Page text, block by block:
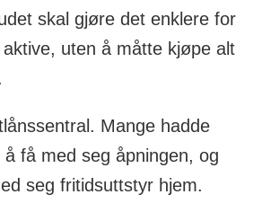
skal gjøre det enklere for
uten å måtte kjøpe alt
Mange hadde
få med seg åpningen, og
seg fritidsuttstyr hjem.